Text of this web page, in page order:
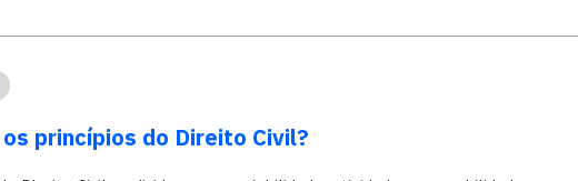
princípios do Direito Civil?